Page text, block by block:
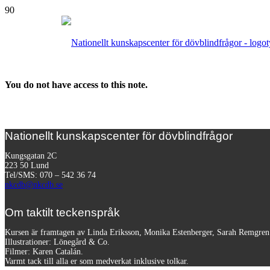
You do not have access to this note.
Nationellt kunskapscenter för dövblindfrågor
Kungsgatan 2C
223 50 Lund
Tel/SMS: 070 – 542 36 74
nkcdb@nkcdb.se
Om taktilt teckenspråk
Kursen är framtagen av Linda Eriksson, Monika Estenberger, Sarah
Illustrationer: Lönegård & Co.
Filmer: Karen Catalán.
Varmt tack till alla er som medverkat inklusive tolkar.